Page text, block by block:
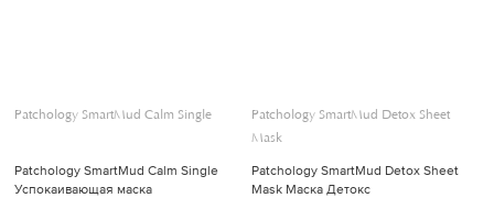
Patchology SmartMud Calm Single
Patchology SmartMud Calm Single
Успокаивающая маска
Patchology SmartMud Detox Sheet
Mask
Patchology SmartMud Detox Sheet
Mask Маска Детокс